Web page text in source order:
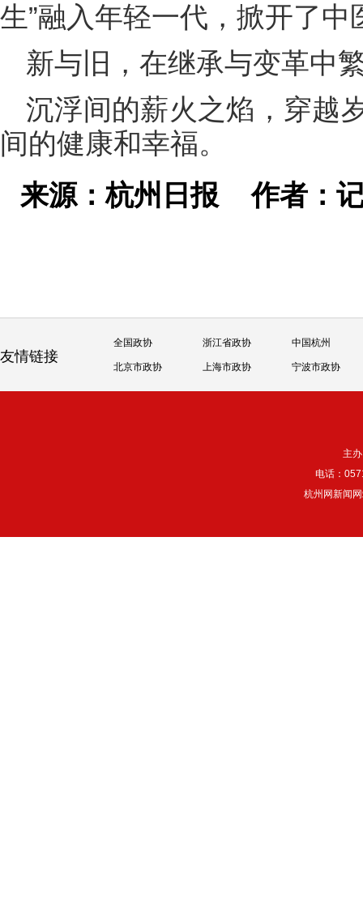
生”融入年轻一代，掀开了
新与旧，在继承与变革中
沉浮间的薪火之焰，穿越
间的健康和幸福。
来源：杭州日报作者：
友情链接
全国政协 浙江省政协 中国杭州
北京市政协 上海市政协 宁波市政协
主
电话：
杭州网新闻